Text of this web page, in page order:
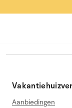
Aanbiedingen